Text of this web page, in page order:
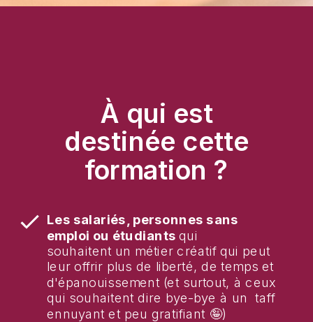
Les salariés, personnes sans
emploi ou étudiantsqui
souhaitent un métier créatif qui peut
leur offrir plus de liberté, de temps et
d'épanouissement (et surtout, à ceux
qui souhaitent dire bye-bye à un taff
ennuyant et peu gratifiant 🤪)
À qui est
destinée cette
formation ?